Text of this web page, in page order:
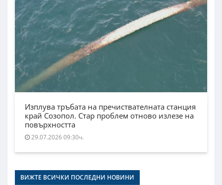
Изплува тръбата на пречиствателната станция
край Созопол. Стар проблем отново излезе на
повърхността
29.07.2026 09:30ч.
ВИЖТЕ ВСИЧКИ ПОСЛЕДНИ НОВИНИ